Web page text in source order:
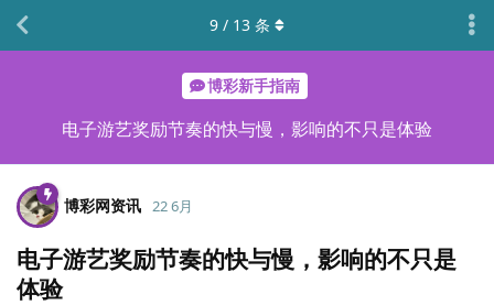
博彩新手指南
电子游艺奖励节奏的快与慢，影响的不只是体验
9 / 13 条
博彩网资讯 22 6月
电子游艺奖励节奏的快与慢，影响的不只是
体验